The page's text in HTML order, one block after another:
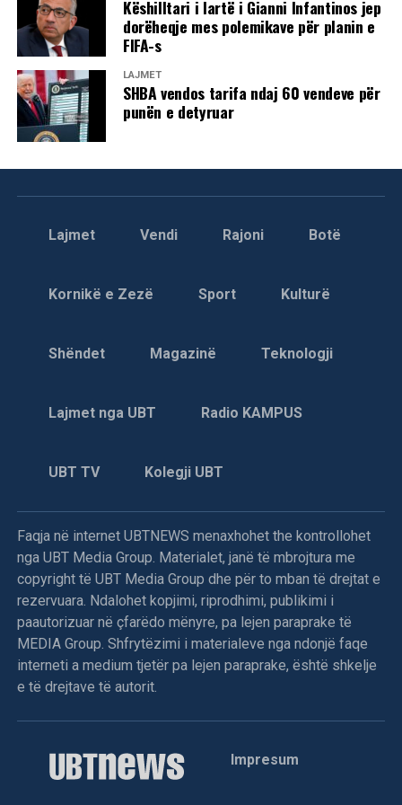
Këshilltari i lartë i Gianni Infantinos jep
dorëheqje mes polemikave për planin e
FIFA-s
LAJMET
SHBA vendos tarifa ndaj 60 vendeve për
punën e detyruar
Lajmet Vendi Rajoni Botë
Kornikë e Zezë Sport Kulturë
Shëndet Magazinë Teknologji
Lajmet nga UBT Radio KAMPUS
UBT TV Kolegji UBT
Faqja në internet UBTNEWS menaxhohet the kontrollohet
nga UBT Media Group. Materialet, janë të mbrojtura me
copyright të UBT Media Group dhe për to mban të drejtat e
rezervuara. Ndalohet kopjimi, riprodhimi, publikimi i
paautorizuar në çfarëdo mënyre, pa lejen paraprake të
MEDIA Group. Shfrytëzimi i materialeve nga ndonjë faqe
interneti a medium tjetër pa lejen paraprake, është shkelje
e të drejtave të autorit.
Impresum